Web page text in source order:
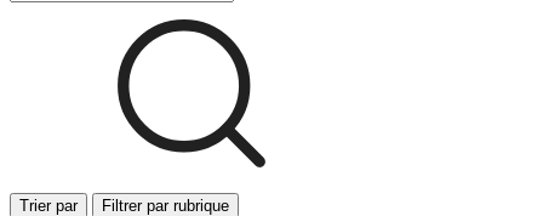
Trier par Filtrer par rubrique